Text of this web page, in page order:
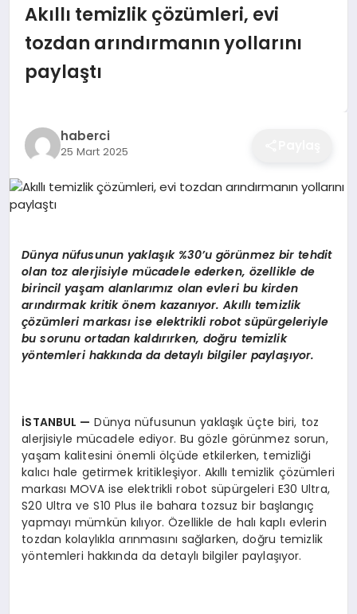
İZMIR HABERLERI
EKONOMI
SAĞLIK
SPOR
YAŞAM
Akıllı temizlik çözümleri, evi
tozdan arındırmanın yollarını
paylaştı
haberci
25 Mart 2025
Dünya nüfusunun yaklaşık %30’u görünmez bir tehdit
olan toz alerjisiyle mücadele ederken, özellikle de
birincil yaşam alanlarımız olan evleri bu kirden
arındırmak kritik önem kazanıyor. Akıllı temizlik
çözümleri markası ise elektrikli robot süpürgeleriyle
bu sorunu ortadan kaldırırken, doğru temizlik
yöntemleri hakkında da detaylı bilgiler paylaşıyor.
İSTANBUL — Dünya nüfusunun yaklaşık üçte biri, toz
alerjisiyle mücadele ediyor. Bu gözle görünmez sorun,
yaşam kalitesini önemli ölçüde etkilerken, temizliği
kalıcı hale getirmek kritikleşiyor. Akıllı temizlik çözümleri
markası MOVA ise elektrikli robot süpürgeleri E30 Ultra,
S20 Ultra ve S10 Plus ile bahara tozsuz bir başlangıç
yapmayı mümkün kılıyor. Özellikle de halı kaplı evlerin
tozdan kolaylıkla arınmasını sağlarken, doğru temizlik
yöntemleri hakkında da detaylı bilgiler paylaşıyor.